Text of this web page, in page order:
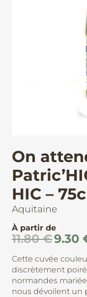
On
HIC –
Aquitaine
À partir de
11.80€ Le
initial
était :
11.80 €.
9.30
Cette cuvée
discrètement
normandes
nous dévoilent un